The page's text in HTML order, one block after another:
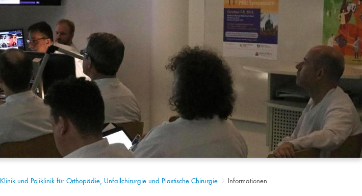
Klinik und Poliklinik für Orthopädie, Unfallchirurgie und Plastische Chirurgie
Informationen